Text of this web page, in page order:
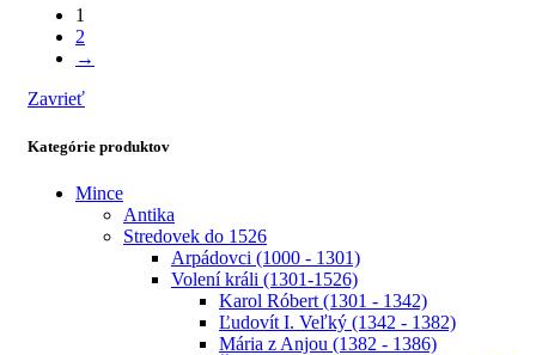
1
2
→
Zavrieť
Kategórie produktov
Mince
Antika
Stredovek do 1526
Arpádovci (1000 - 1301)
Volení králi (1301-1526)
Karol Róbert (1301 - 1342)
Ľudovít I. Veľký (1342 - 1382)
Mária z Anjou (1382 - 1386)